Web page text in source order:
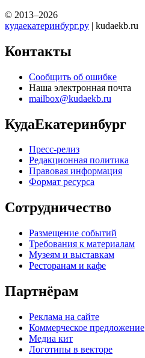
© 2013–2026
кудаекатеринбург.ру | kudaekb.ru
Контакты
Сообщить об ошибке
Наша электронная почта
mailbox@kudaekb.ru
КудаЕкатеринбург
Пресс-релиз
Редакционная политика
Правовая информация
Формат ресурса
Сотрудничество
Размещение событий
Требования к материалам
Музеям и выставкам
Ресторанам и кафе
Партнёрам
Реклама на сайте
Коммерческое предложение
Медиа кит
Логотипы в векторе